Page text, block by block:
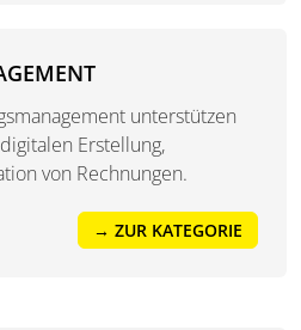
unterstützen
Erstellung,
von Rechnungen.
→ ZUR KATEGORIE